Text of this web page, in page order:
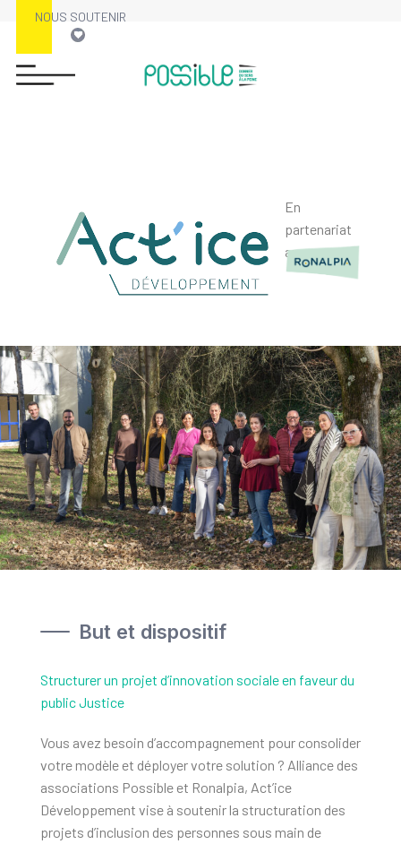
NOUS SOUTENIR
En
partenariat
avec
But et dispositif
Structurer un projet d’innovation sociale en faveur du
public Justice
Vous avez besoin d’accompagnement pour consolider
votre modèle et déployer votre solution ? Alliance des
associations Possible et Ronalpia, Act’ice
Développement vise à soutenir la structuration des
projets d’inclusion des personnes sous main de